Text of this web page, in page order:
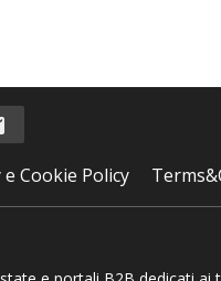
e Cookie Policy